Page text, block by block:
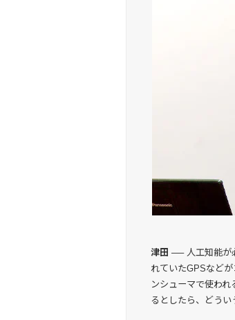
津田 ── 人工知能が
れていたGPSなど
ンシューマで使わ
るとしたら、どうい